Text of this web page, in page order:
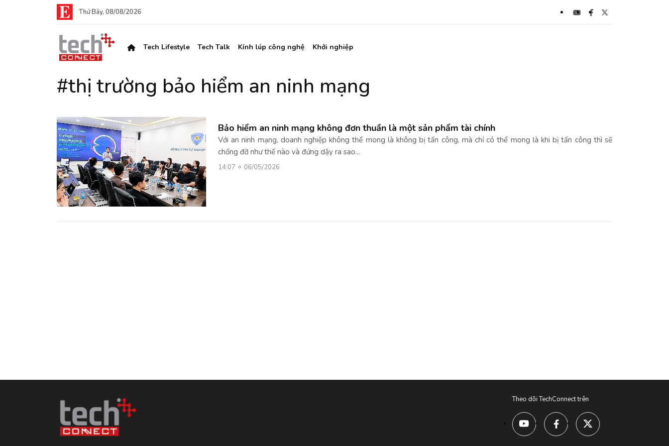
Thứ Bảy, 08/08/2026
Tech Lifestyle Tech Talk Kính lúp công nghệ Khởi nghiệp
#thị trường bảo hiểm an ninh mạng
Bảo hiểm an ninh mạng không đơn thuần là một sản phẩm tài chính
Với an ninh mạng, doanh nghiệp không thể mong là không bị tấn công, mà chỉ có thể mong là khi bị tấn công thì sẽ
chống đỡ như thế nào và đứng dậy ra sao...
14:07 06/05/2026
Theo dõi TechConnect trên